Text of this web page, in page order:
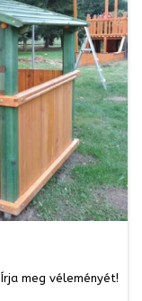
Írja meg véleményét!